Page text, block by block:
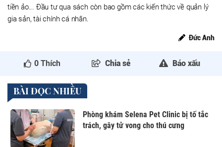
tiền ảo... Đầu tư qua sách còn bao gồm các kiến thức về quản lý
gia sản, tài chính cá nhân.
Đức Anh
0 Thích Chia sẻ Báo xấu
BÀI ĐỌC NHIỀU
Phòng khám Selena Pet Clinic bị tố tắc
trách, gây tử vong cho thú cưng